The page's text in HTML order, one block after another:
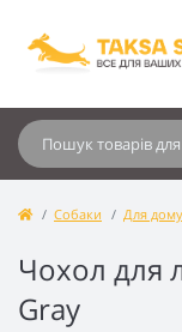
Собаки Для дому
Чохол для
Gray